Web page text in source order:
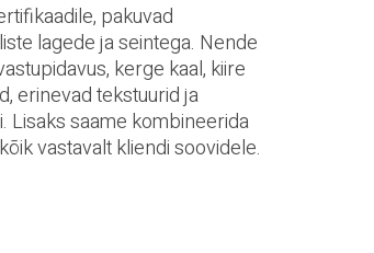
pakuvad
lagede ja seintega. Nende
kerge kaal, kiire
erinevad tekstuurid ja
Lisaks saame kombineerida
vastavalt kliendi soovidele.